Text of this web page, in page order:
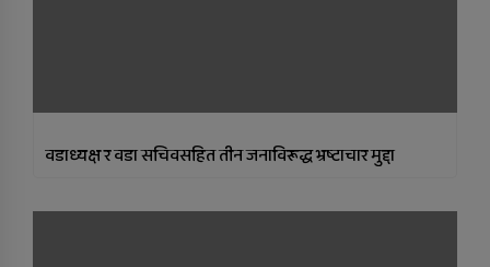
वडाध्यक्ष र वडा सचिवसहित तीन जनाविरूद्ध भ्रष्टाचार मुद्दा